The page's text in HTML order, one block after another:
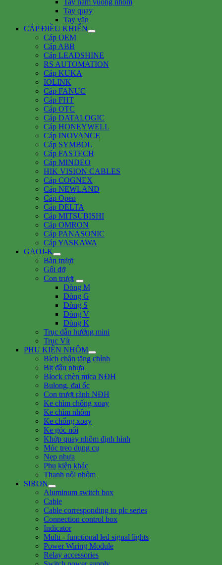
Tay quay
Tay vặn
CÁP ĐIỀU KHIỂN
Cáp OEM
Cáp ABB
Cáp LEADSHINE
RS AUTOMATION
Cáp KUKA
IOLINK
Cáp FANUC
Cáp FHT
Cáp OTC
Cáp DATALOGIC
Cáp HONEYWELL
Cáp INOVANCE
Cáp SYMBOL
Cáp FASTECH
Cáp MINDEO
HIK VISION CABLES
Cáp COGNEX
Cáp NEWLAND
Cáp Open
Cáp DELTA
Cáp MITSUBISHI
Cáp OMRON
Cáp PANASONIC
Cáp YASKAWA
GAOJ-K
Bàn trượt
Gối đỡ
Con trượt
Dòng M
Dòng G
Dòng S
Dòng V
Dòng K
Trục dẫn hướng mini
Trục Vít
PHỤ KIỆN NHÔM
Bích chân tăng chỉnh
Bịt đầu nhựa
Block chèn mica NĐH
Bulong, đai ốc
Con trượt rãnh NĐH
Ke chìm chống xoay
Ke chìm nhôm
Ke chống xoay
Ke góc nổi
Khớp quay nhôm định hình
Móc treo dụng cụ
Nẹp nhựa
Phụ kiện khác
Thanh nối nhôm
SIRON
Aluminum switch box
Cable
Cable corresponding to plc series
Connection control box
Indicator
Multi - functional led signal lights
Power Wiring Module
Relay accessories